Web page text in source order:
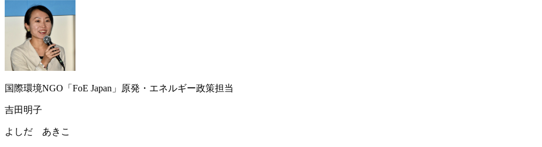
国際環境NGO「FoE Japan」原発・エネルギー政策担当
吉田明子
よしだ あきこ